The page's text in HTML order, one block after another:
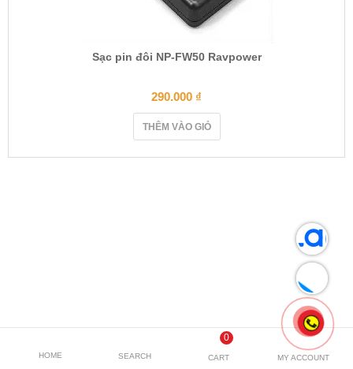
Sạc pin đôi NP-FW50 Ravpower
290.000 ₫
THÊM VÀO GIỎ
HOME SEARCH
0
CART MY ACCOUNT